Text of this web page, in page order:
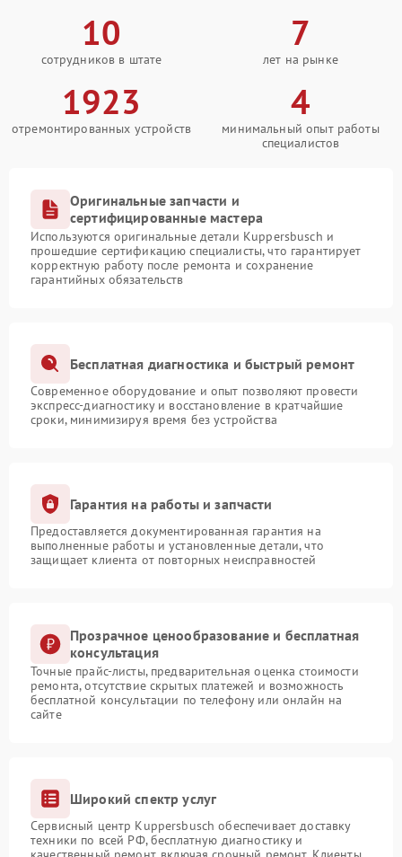
10
сотрудников в штате
7
лет на рынке
1923
отремонтированных устройств
4
минимальный опыт работы
специалистов
Оригинальные запчасти и
сертифицированные мастера
Используются оригинальные детали Kuppersbusch и
прошедшие сертификацию специалисты, что гарантирует
корректную работу после ремонта и сохранение
гарантийных обязательств
Бесплатная диагностика и быстрый ремонт
Современное оборудование и опыт позволяют провести
экспресс-диагностику и восстановление в кратчайшие
сроки, минимизируя время без устройства
Гарантия на работы и запчасти
Предоставляется документированная гарантия на
выполненные работы и установленные детали, что
защищает клиента от повторных неисправностей
Прозрачное ценообразование и бесплатная
консультация
Точные прайс-листы, предварительная оценка стоимости
ремонта, отсутствие скрытых платежей и возможность
бесплатной консультации по телефону или онлайн на
сайте
Широкий спектр услуг
Сервисный центр Kuppersbusch обеспечивает доставку
техники по всей РФ, бесплатную диагностику и